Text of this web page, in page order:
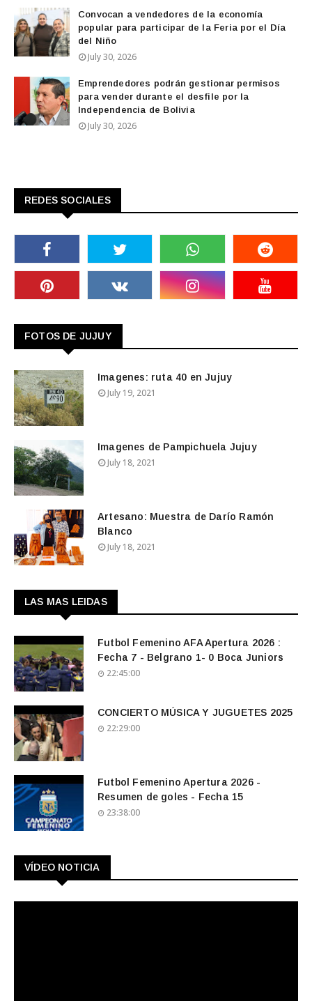
Convocan a vendedores de la economía
popular para participar de la Feria por el Día
del Niño
July 30, 2026
Emprendedores podrán gestionar permisos
para vender durante el desfile por la
Independencia de Bolivia
July 30, 2026
REDES SOCIALES
FOTOS DE JUJUY
Imagenes: ruta 40 en Jujuy
July 19, 2021
Imagenes de Pampichuela Jujuy
July 18, 2021
Artesano: Muestra de Darío Ramón
Blanco
July 18, 2021
LAS MAS LEIDAS
Futbol Femenino AFA Apertura 2026 :
Fecha 7 - Belgrano 1- 0 Boca Juniors
22:45:00
CONCIERTO MÚSICA Y JUGUETES 2025
22:29:00
Futbol Femenino Apertura 2026 -
Resumen de goles - Fecha 15
23:38:00
VÍDEO NOTICIA